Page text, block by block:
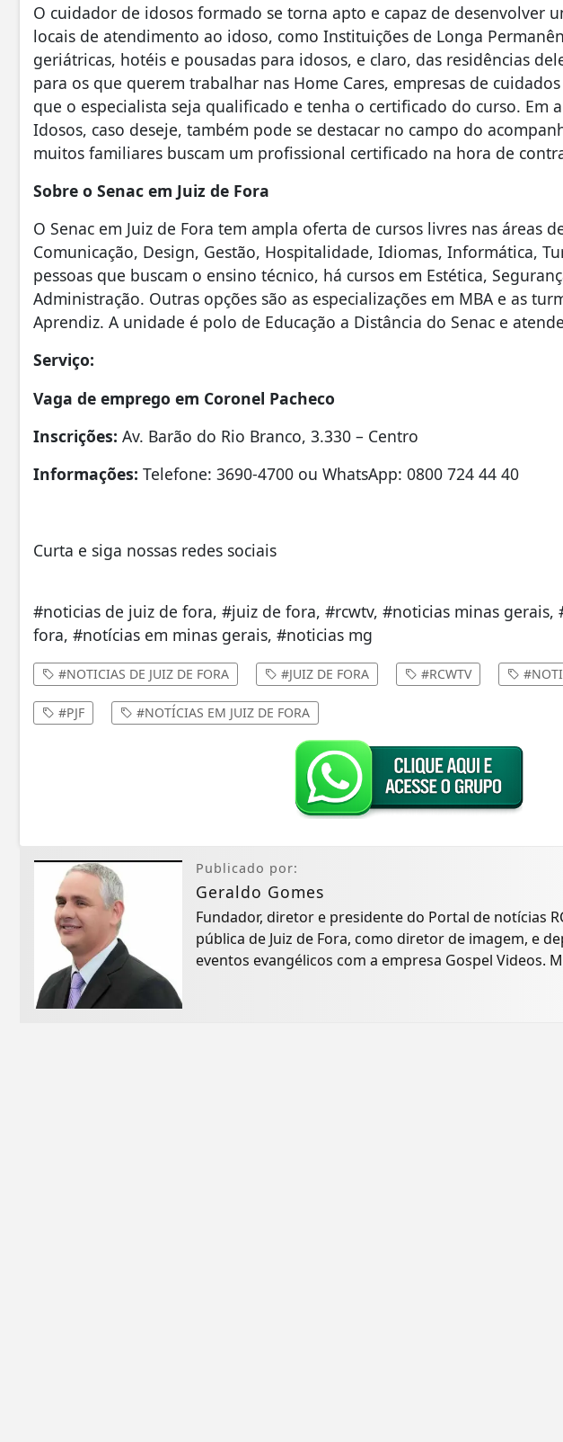
O cuidador de idosos formado se torna apto e capaz de desenvolver
locais de atendimento ao idoso, como Instituições de Longa
geriátricas, hotéis e pousadas para idosos, e claro, das residências
para os que querem trabalhar nas Home Cares, empresas de
que o especialista seja qualificado e tenha o certificado do curso. Em
Idosos, caso deseje, também pode se destacar no campo do
muitos familiares buscam um profissional certificado na hora de
Sobre o Senac em Juiz de Fora
O Senac em Juiz de Fora tem ampla oferta de cursos livres nas áreas
Comunicação, Design, Gestão, Hospitalidade, Idiomas, Informática,
pessoas que buscam o ensino técnico, há cursos em Estética,
Administração. Outras opções são as especializações em MBA e as
Aprendiz. A unidade é polo de Educação a Distância do Senac e
Serviço:
Vaga de emprego em Coronel Pacheco
Inscrições: Av. Barão do Rio Branco, 3.330 – Centro
Informações: Telefone: 3690-4700 ou WhatsApp: 0800 724 44 40
Curta e siga nossas redes sociais
#noticias de juiz de fora, #juiz de fora, #rcwtv, #noticias minas gerais,
fora, #notícias em minas gerais, #noticias mg
#NOTICIAS DE JUIZ DE FORA #JUIZ DE FORA #RCWTV
#PJF #NOTÍCIAS EM JUIZ DE FORA
Publicado por:
Geraldo Gomes
Fundador, diretor e presidente do Portal de notícias
pública de Juiz de Fora, como diretor de imagem, e
eventos evangélicos com a empresa Gospel Videos.